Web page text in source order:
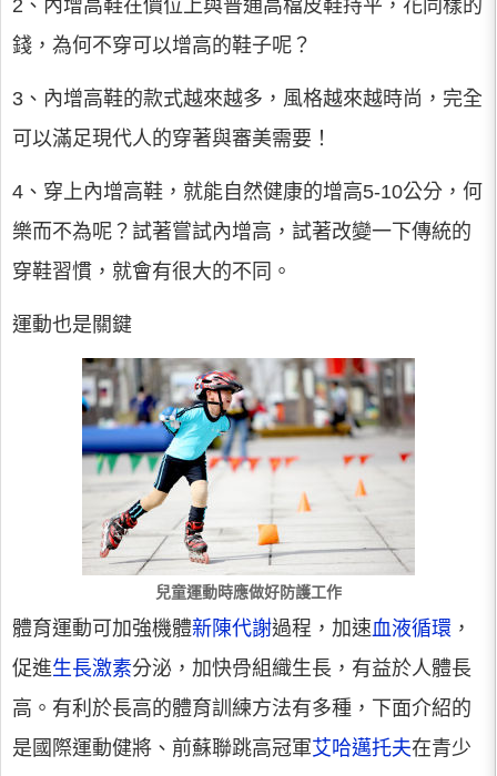
2、內增高鞋在價位上與普通高檔皮鞋持平，花同樣的
錢，為何不穿可以增高的鞋子呢？
3、內增高鞋的款式越來越多，風格越來越時尚，完全
可以滿足現代人的穿著與審美需要！
4、穿上內增高鞋，就能自然健康的增高5-10公分，何
樂而不為呢？試著嘗試內增高，試著改變一下傳統的
穿鞋習慣，就會有很大的不同。
運動也是關鍵
兒童運動時應做好防護工作
體育運動可加強機體新陳代謝過程，加速血液循環 ，
促進生長激素分泌，加快骨組織生長，有益於人體長
高。有利於長高的體育訓練方法有多種，下面介紹的
是國際運動健將、前蘇聯跳高冠軍艾哈邁托夫在青少